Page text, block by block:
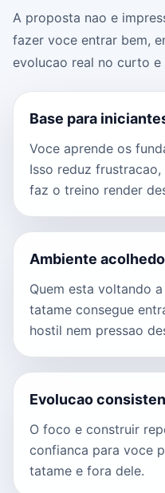
A proposta nao e
fazer voce entrar bem,
evolucao real no curto
Base para
Voce aprende os
Isso reduz
faz o treino render
Ambiente
Quem esta voltando
tatame consegue
hostil nem pressao
Evolucao
O foco e construir
confianca para voce
tatame e fora dele.